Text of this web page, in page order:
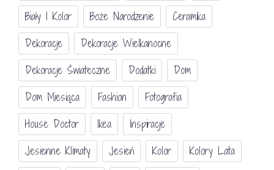
Biały I Kolor
Boże Narodzenie
Ceramika
Dekoracje
Dekoracje Wielkanocne
Dekoracje Świateczne
Dodatki
Dom
Dom Miesiąca
Fashion
Fotografia
House Doctor
Ikea
Inspiracje
Jesienne Klimaty
Jesień Kolor
Kolory Lata